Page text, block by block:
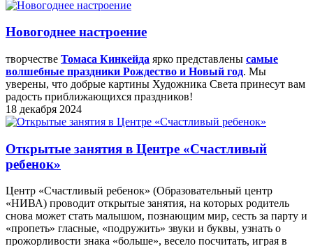
Новогоднее настроение
творчестве Томаса Кинкейда ярко представлены самые
волшебные праздники Рождество и Новый год. Мы
уверены, что добрые картины Художника Света принесут вам
радость приближающихся праздников!
18 декабря 2024
Открытые занятия в Центре «Счастливый
ребенок»
Центр «Счастливый ребенок» (Образовательный центр
«НИВА) проводит открытые занятия, на которых родитель
снова может стать малышом, познающим мир, сесть за парту и
«пропеть» гласные, «подружить» звуки и буквы, узнать о
прожорливости знака «больше», весело посчитать, играя в